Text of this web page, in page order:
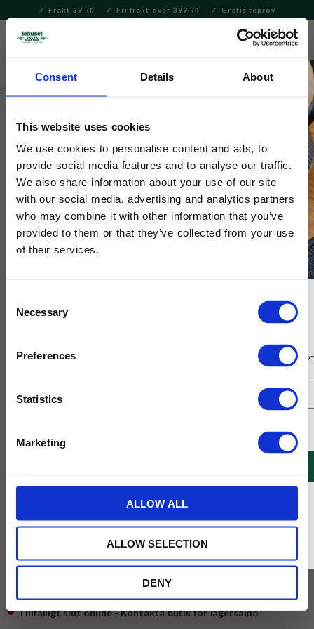
Consent Details About
This website uses cookies
We use cookies to personalise content and ads, to
provide social media features and to analyse our traffic.
We also share information about your use of our site
with our social media, advertising and analytics partners
who may combine it with other information that you’ve
provided to them or that they’ve collected from your use
of their services.
Selection
Necessary
Preferences
Statistics
Marketing
ALLOW ALL
ALLOW SELECTION
DENY
Meny
Frakt 39 KR Fri frakt över 399 KR Gratis teprov
Te Matcha Matcha te
Tehuset Java
First Flush Matcha Kagoshima
Sae-Akari påse 100g
Ceremonial matcha från Kagoshima i södra Japan. Tillverkad
av teblad från kultivaren Sae-Akori, känd för sin eleganta,
umamirika smak utan bitterhet.
Lägg till i favoriter
Tillfälligt slut online
Få 10% rabatt på ditt första köp på nätet och ta del av erbjudanden året
* Rabatten gäller endast online på Tehusetjava.se. Rabatten fungerar endast på